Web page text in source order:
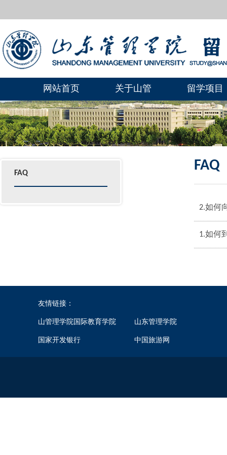
网站首页 关于山管 留学项目
FAQ FAQ
2.如何
1.如何
友情链接：
山管理学院国际教育学院 山东管理学院
国家开发银行 中国旅游网